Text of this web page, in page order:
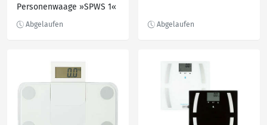
Personenwaage »SPWS 1«